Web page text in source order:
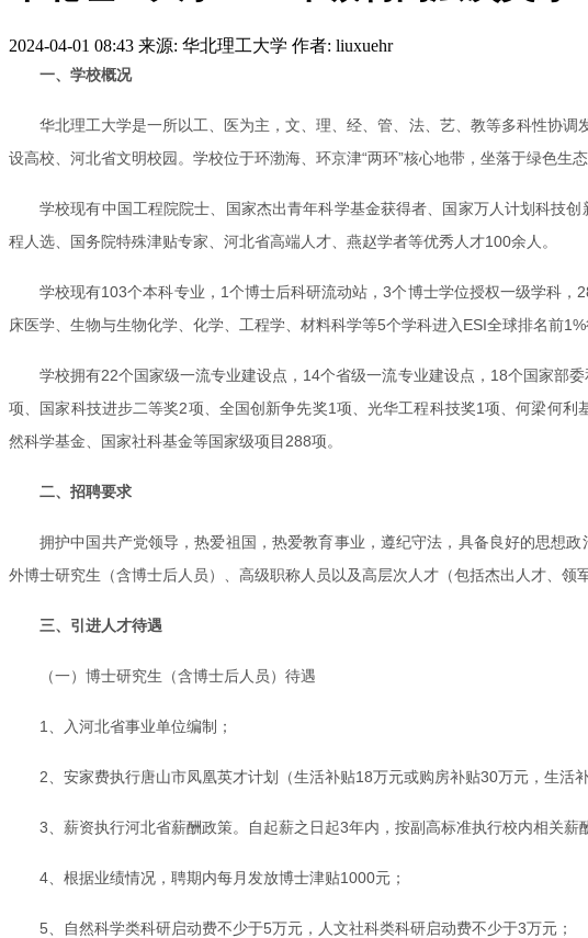
2024-04-01 08:43 来源: 华北理工大学 作者: liuxuehr
一、学校概况
华北理工大学是一所以工、医为主，文、理、经、管、法、艺、教等多科性协
设高校、河北省文明校园。学校位于环渤海、环京津“两环”核心地带，坐落于绿色生
学校现有中国工程院院士、国家杰出青年科学基金获得者、国家万人计划科技
程人选、国务院特殊津贴专家、河北省高端人才、燕赵学者等优秀人才100余人。
学校现有103个本科专业，1个博士后科研流动站，3个博士学位授权一级学科
床医学、生物与生物化学、化学、工程学、材料科学等5个学科进入ESI全球排名前1%
学校拥有22个国家级一流专业建设点，14个省级一流专业建设点，18个国家部
项、国家科技进步二等奖2项、全国创新争先奖1项、光华工程科技奖1项、何梁何
然科学基金、国家社科基金等国家级项目288项。
二、招聘要求
拥护中国共产党领导，热爱祖国，热爱教育事业，遵纪守法，具备良好的思想
外博士研究生（含博士后人员）、高级职称人员以及高层次人才（包括杰出人才、领
三、引进人才待遇
（一）博士研究生（含博士后人员）待遇
1、入河北省事业单位编制；
2、安家费执行唐山市凤凰英才计划（生活补贴18万元或购房补贴30万元，生活
3、薪资执行河北省薪酬政策。自起薪之日起3年内，按副高标准执行校内相关薪
4、根据业绩情况，聘期内每月发放博士津贴1000元；
5、自然科学类科研启动费不少于5万元，人文社科类科研启动费不少于3万元；